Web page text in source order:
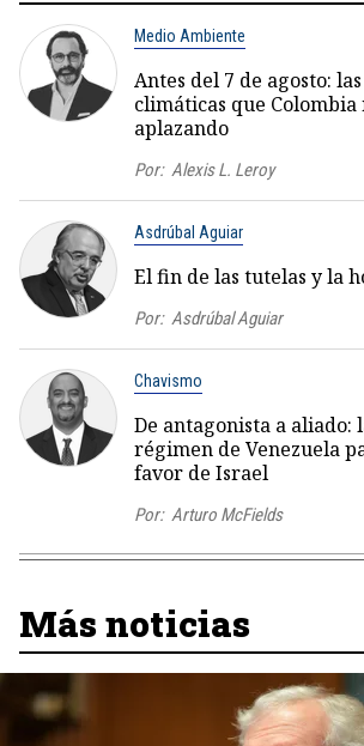
Medio Ambiente
Antes del 7 de agosto:
climáticas que
aplazando
Por: Alexis L. Leroy
Asdrúbal Aguiar
El fin de las tutelas y la
Por: Asdrúbal Aguiar
Chavismo
De antagonista a aliado:
régimen de Venezuela
favor de Israel
Por: Arturo McFields
Más noticias